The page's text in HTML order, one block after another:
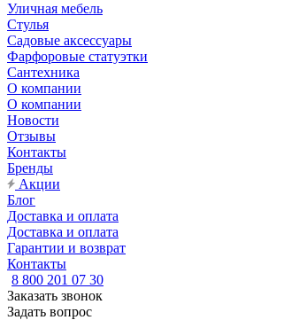
Уличная мебель
Стулья
Садовые аксессуары
Фарфоровые статуэтки
Сантехника
О компании
О компании
Новости
Отзывы
Контакты
Бренды
Акции
Блог
Доставка и оплата
Доставка и оплата
Гарантии и возврат
Контакты
8 800 201 07 30
Заказать звонок
Задать вопрос